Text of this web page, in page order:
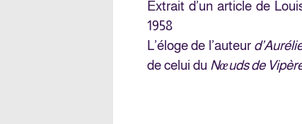
Extrait d’un article de
1958
L’éloge de l’auteur
de celui du Nœuds de